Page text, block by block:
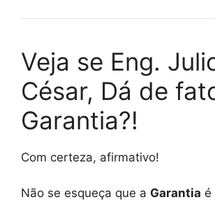
Veja se Eng.
César, Dá de
Garantia?!
Com certeza, afirmativo!
Não se esqueça que a Garantia é